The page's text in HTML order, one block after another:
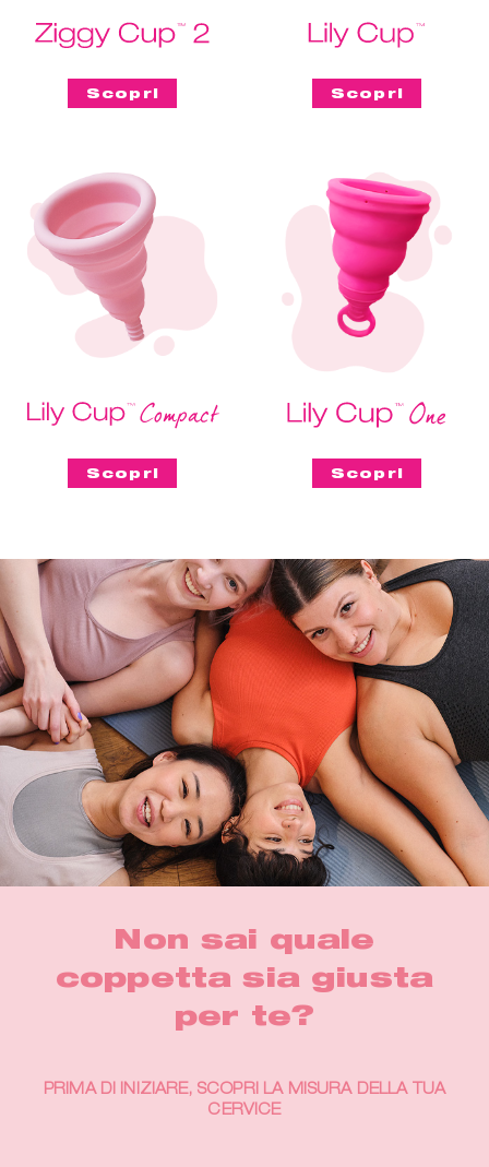
Scopri Scopri
Scopri Scopri
Non sai quale
coppetta sia giusta
per te?
PRIMA DI INIZIARE, SCOPRI LA MISURA DELLA TUA
CERVICE